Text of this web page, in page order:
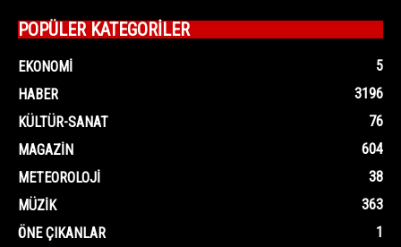
POPÜLER KATEGORİLER
EKONOMI
5
HABER
3196
KÜLTÜR-SANAT
76
MAGAZIN
604
METEOROLOJI
38
MÜZIK
363
ÖNE ÇIKANLAR
1